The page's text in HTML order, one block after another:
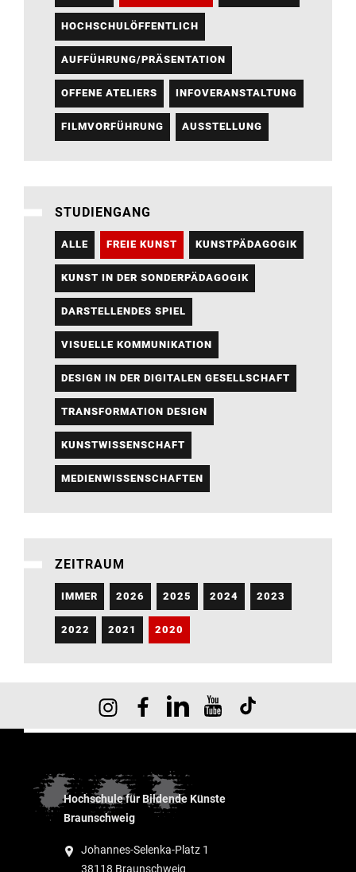
HOCHSCHULÖFFENTLICH
AUFFÜHRUNG/PRÄSENTATION
OFFENE ATELIERS INFOVERANSTALTUNG
FILMVORFÜHRUNG AUSSTELLUNG
STUDIENGANG
ALLE FREIE KUNST KUNSTPÄDAGOGIK
KUNST IN DER SONDERPÄDAGOGIK
DARSTELLENDES SPIEL
VISUELLE KOMMUNIKATION
DESIGN IN DER DIGITALEN GESELLSCHAFT
TRANSFORMATION DESIGN
KUNSTWISSENSCHAFT
MEDIENWISSENSCHAFTEN
ZEITRAUM
IMMER 2026 2025 2024 2023
2022 2021 2020
Hochschule für Bildende Künste
Braunschweig
Johannes-Selenka-Platz 1